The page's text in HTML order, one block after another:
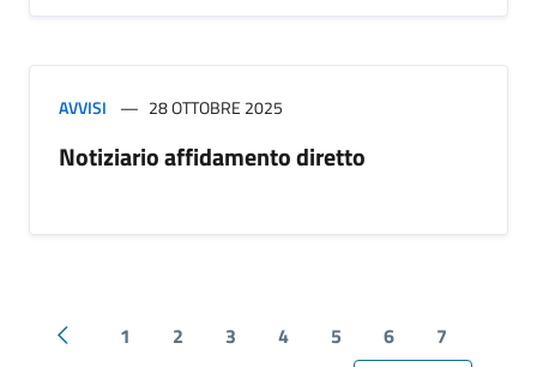
AVVISI 28 OTTOBRE 2025
Notiziario affidamento diretto
Pagina precedente
1 2 3 4 5 6
7